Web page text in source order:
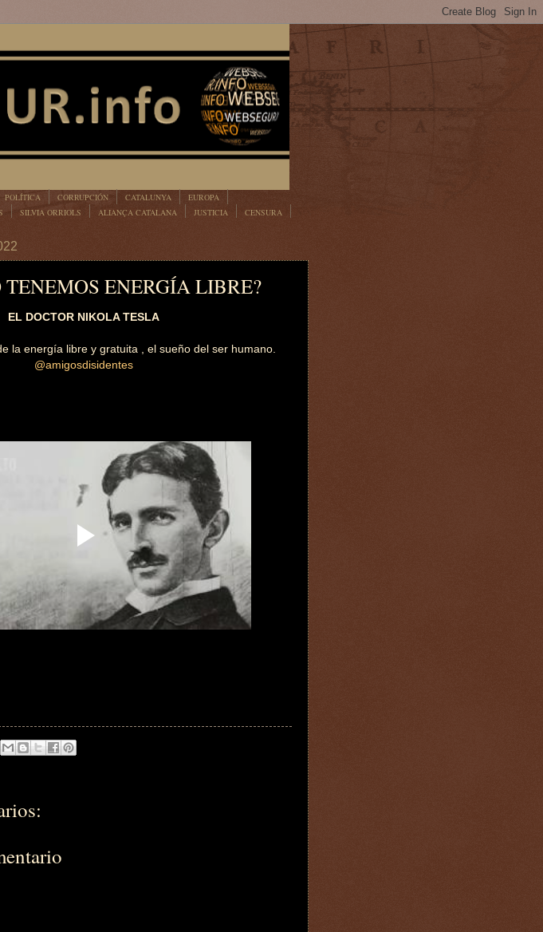
POLÍTICA CORRUPCIÓN CATALUNYA
EUROPA
SILVIA ORRIOLS ALIANÇA CATALANA JUSTICIA
CENSURA
TENEMOS ENERGÍA LIBRE?
EL DOCTOR NIKOLA TESLA
la energía libre y gratuita , el sueño del ser humano.
@amigosdisidentes